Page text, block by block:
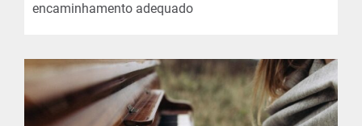
encaminhamento adequado